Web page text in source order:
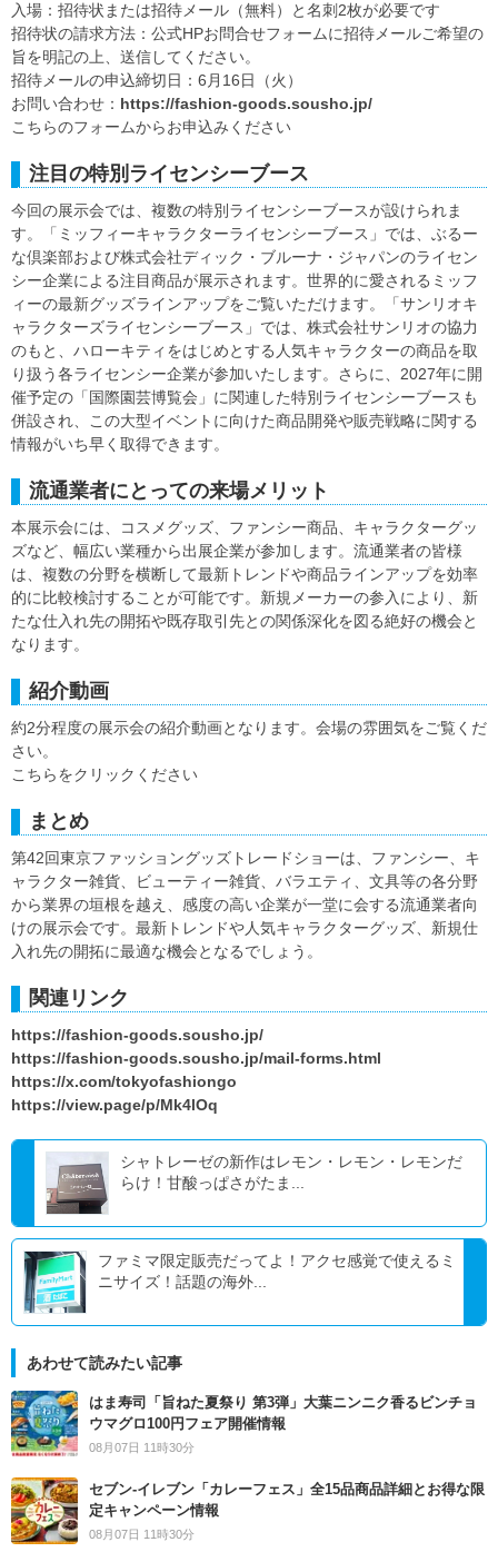
入場：招待状または招待メール（無料）と名刺2枚が必要です
招待状の請求方法：公式HPお問合せフォームに招待メールご希望の
旨を明記の上、送信してください。
招待メールの申込締切日：6月16日（火）
お問い合わせ： https://fashion-goods.sousho.jp/
こちらのフォームからお申込みください
注目の特別ライセンシーブース
今回の展示会では、複数の特別ライセンシーブースが設けられま
す。「ミッフィーキャラクターライセンシーブース」では、ぶるー
な倶楽部および株式会社ディック・ブルーナ・ジャパンのライセン
シー企業による注目商品が展示されます。世界的に愛されるミッフ
ィーの最新グッズラインアップをご覧いただけます。「サンリオキ
ャラクターズライセンシーブース」では、株式会社サンリオの協力
のもと、ハローキティをはじめとする人気キャラクターの商品を取
り扱う各ライセンシー企業が参加いたします。さらに、2027年に開
催予定の「国際園芸博覧会」に関連した特別ライセンシーブースも
併設され、この大型イベントに向けた商品開発や販売戦略に関する
情報がいち早く取得できます。
流通業者にとっての来場メリット
本展示会には、コスメグッズ、ファンシー商品、キャラクターグッ
ズなど、幅広い業種から出展企業が参加します。流通業者の皆様
は、複数の分野を横断して最新トレンドや商品ラインアップを効率
的に比較検討することが可能です。新規メーカーの参入により、新
たな仕入れ先の開拓や既存取引先との関係深化を図る絶好の機会と
なります。
紹介動画
約2分程度の展示会の紹介動画となります。会場の雰囲気をご覧くだ
さい。
こちらをクリックください
まとめ
第42回東京ファッショングッズトレードショーは、ファンシー、キ
ャラクター雑貨、ビューティー雑貨、バラエティ、文具等の各分野
から業界の垣根を越え、感度の高い企業が一堂に会する流通業者向
けの展示会です。最新トレンドや人気キャラクターグッズ、新規仕
入れ先の開拓に最適な機会となるでしょう。
関連リンク
https://fashion-goods.sousho.jp/
https://fashion-goods.sousho.jp/mail-forms.html
https://x.com/tokyofashiongo
https://view.page/p/Mk4lOq
シャトレーゼの新作はレモン・レモン・レモンだ
らけ！甘酸っぱさがたま...
ファミマ限定販売だってよ！アクセ感覚で使えるミ
ニサイズ！話題の海外...
あわせて読みたい記事
はま寿司「旨ねた夏祭り 第3弾」大葉ニンニク香るビンチョ
ウマグロ100円フェア開催情報
08月07日 11時30分
セブン‐イレブン「カレーフェス」全15品商品詳細とお得な限
定キャンペーン情報
08月07日 11時30分